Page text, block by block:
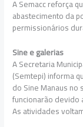
A Semacc reforça
abastecimento da
permissionários
Sine e galerias
A Secretaria
(Semtepi) informa
do Sine Manaus no
funcionarão devido
As atividades